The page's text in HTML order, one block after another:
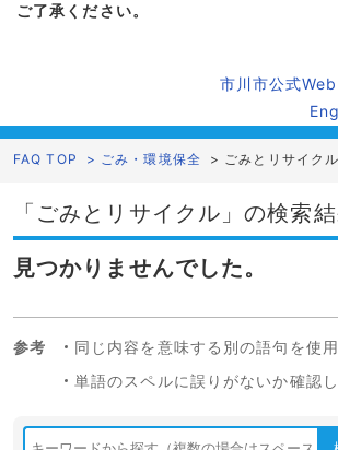
ご了承ください。
市川市公式
FAQ TOP > ごみ・環境保全 > ごみとリサイクル
「ごみとリサイクル」の検索
見つかりませんでした。
参考
同じ内容を意味する別の語句を使
単語のスペルに誤りがないか確認し